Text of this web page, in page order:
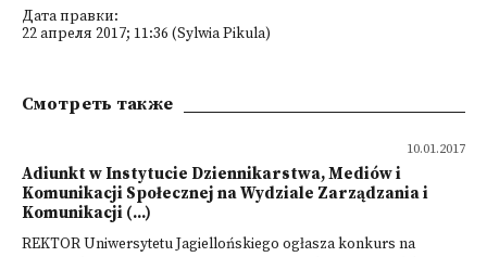
Дата правки:
22 апреля 2017; 11:36 (Sylwia Pikula)
Смотреть также
10.01.2017
Adiunkt w Instytucie Dziennikarstwa, Mediów i
Komunikacji Społecznej na Wydziale Zarządzania i
Komunikacji (...)
REKTOR Uniwersytetu Jagiellońskiego ogłasza konkurs na